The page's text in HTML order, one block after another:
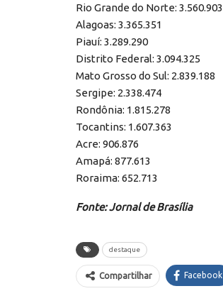
Rio Grande do Norte: 3.560.903
Alagoas: 3.365.351
Piauí: 3.289.290
Distrito Federal: 3.094.325
Mato Grosso do Sul: 2.839.188
Sergipe: 2.338.474
Rondônia: 1.815.278
Tocantins: 1.607.363
Acre: 906.876
Amapá: 877.613
Roraima: 652.713
Fonte: Jornal de Brasília
destaque
Compartilhar Facebook